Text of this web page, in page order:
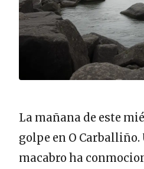
La mañana de este
golpe en O
macabro ha